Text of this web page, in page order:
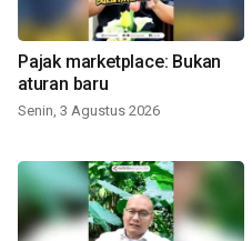
Pajak marketplace: Bukan
aturan baru
Senin, 3 Agustus 2026